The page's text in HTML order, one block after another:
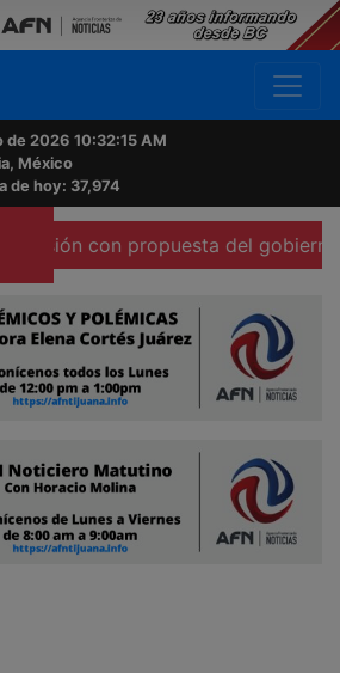
de 2026 10:32:16 AM
México
de hoy: 37,974
propuesta del gobierno federal